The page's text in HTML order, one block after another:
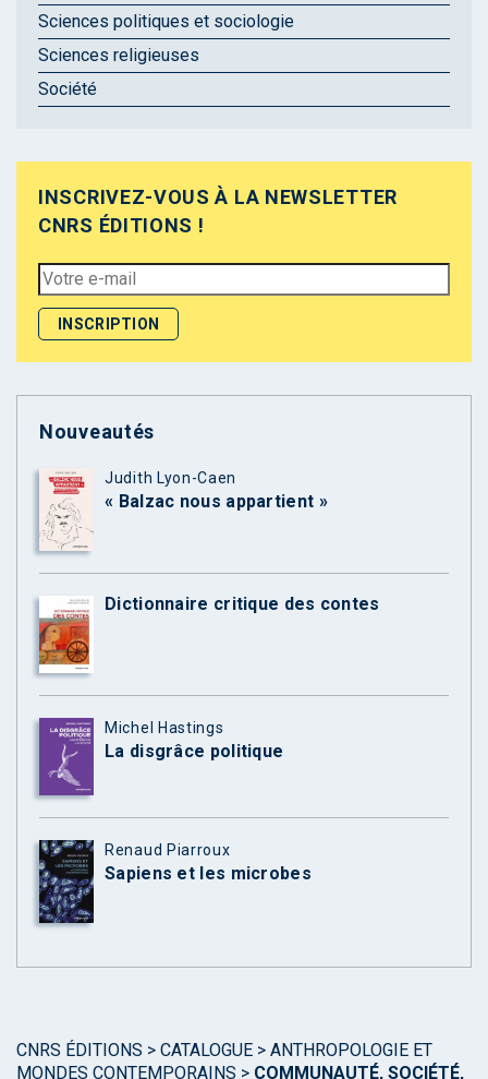
Sciences politiques et sociologie
Sciences religieuses
Société
INSCRIVEZ-VOUS À LA NEWSLETTER
CNRS ÉDITIONS !
Nouveautés
Judith Lyon-Caen
« Balzac nous appartient »
Dictionnaire critique des contes
Michel Hastings
La disgrâce politique
Renaud Piarroux
Sapiens et les microbes
CNRS ÉDITIONS > CATALOGUE > ANTHROPOLOGIE ET
MONDES CONTEMPORAINS > COMMUNAUTÉ, SOCIÉTÉ,